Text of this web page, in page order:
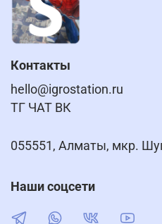
Контакты
hello@igrostation.ru
ТГ ЧАТ ВК
055551, Алматы, мкр.
Наши соцсети